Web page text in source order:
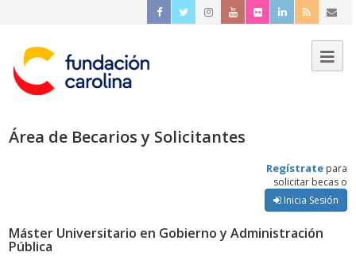
Área de Becarios y Solicitantes
Regístrate para
solicitar becas o
Inicia Sesión
Máster Universitario en Gobierno y Administración
Pública